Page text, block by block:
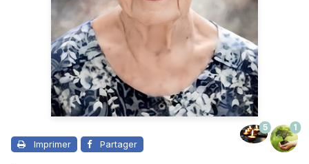
Imprimer Partager
5 1